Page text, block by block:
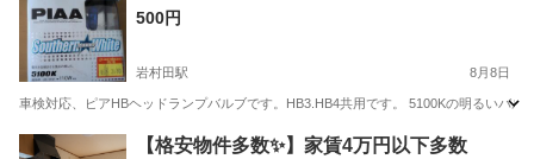
500円
岩村田駅 8月8日
車検対応、ピアHBヘッドランプバルブです。HB3.HB4共用です。 5100Kの明るいバ
長野 佐久市 岩村田駅 パーツ
【格安物件多数✨】家賃4万円以下多数